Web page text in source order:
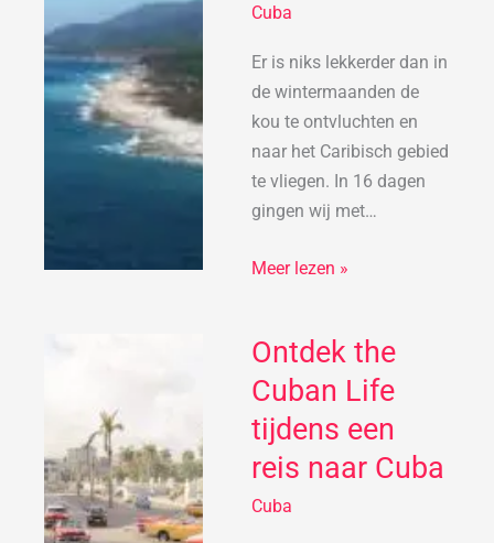
Cuba
Er is niks lekkerder dan in
de wintermaanden de
kou te ontvluchten en
naar het Caribisch gebied
te vliegen. In 16 dagen
gingen wij met…
rum
en
de
cohiba
Meer lezen »
Ontdek the
Cuban Life
tijdens een
reis naar Cuba
Cuba
Ontdek
the
Cuban
Life
tijdens
een